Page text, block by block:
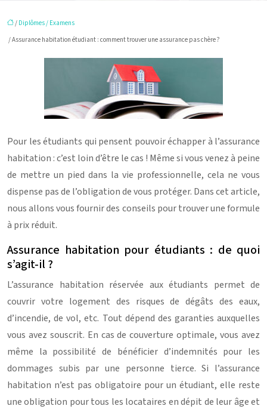
/ Diplômes / Examens
/ Assurance habitation étudiant : comment trouver une assurance pas chère ?
Pour les étudiants qui pensent pouvoir échapper à l’assurance
habitation : c’est loin d’être le cas ! Même si vous venez à peine
de mettre un pied dans la vie professionnelle, cela ne vous
dispense pas de l’obligation de vous protéger. Dans cet article,
nous allons vous fournir des conseils pour trouver une formule
à prix réduit.
Assurance habitation pour étudiants : de quoi
s’agit-il ?
L’assurance habitation réservée aux étudiants permet de
couvrir votre logement des risques de dégâts des eaux,
d’incendie, de vol, etc. Tout dépend des garanties auxquelles
vous avez souscrit. En cas de couverture optimale, vous avez
même la possibilité de bénéficier d’indemnités pour les
dommages subis par une personne tierce. Si l’assurance
habitation n’est pas obligatoire pour un étudiant, elle reste
une obligation pour tous les locataires en dépit de leur âge et